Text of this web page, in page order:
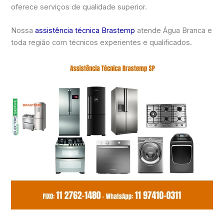
oferece serviços de qualidade superior.
Nossaassistência técnica Brastemp atende Água Branca e
toda região com técnicos experientes e qualificados.